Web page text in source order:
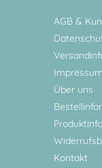
AGB &
Impressum
Über uns
Kontakt